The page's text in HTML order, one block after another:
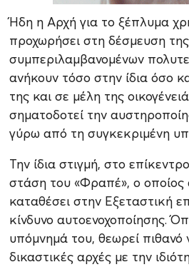
Ήδη η Αρχή για το ξέπλυμα
προχωρήσει στη δέσμευση
συμπεριλαμβανομένων
ανήκουν τόσο στην ίδια όσο
της και σε μέλη της
σηματοδοτεί την
γύρω από τη συγκεκριμένη
Την ίδια στιγμή, στο
στάση του «Φραπέ», ο οποίος
καταθέσει στην Εξεταστική
κίνδυνο αυτοενοχοποίησης.
υπόμνημά του, θεωρεί πιθανό
δικαστικές αρχές με την